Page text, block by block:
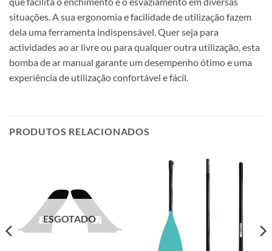
situações. A sua ergonomia e facilidade de utilização fazem
dela uma ferramenta indispensável. Quer seja para
actividades ao ar livre ou para qualquer outra utilização, esta
bomba de ar manual garante um desempenho ótimo e uma
experiência de utilização confortável e fácil.
PRODUTOS RELACIONADOS
ESGOTADO